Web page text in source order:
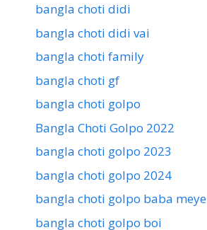
bangla choti didi
bangla choti didi vai
bangla choti family
bangla choti gf
bangla choti golpo
Bangla Choti Golpo 2022
bangla choti golpo 2023
bangla choti golpo 2024
bangla choti golpo baba meye
bangla choti golpo boi